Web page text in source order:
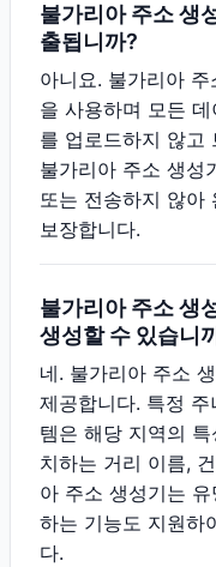
불가리아 주소 생
출됩니까?
아니요. 불가리아
을 사용하며 모든
를 업로드하지 않고
불가리아 주소 생성
또는 전송하지 않아
보장합니다.
불가리아 주소 생
생성할 수 있습니
네. 불가리아 주소
제공합니다. 특정
템은 해당 지역의
치하는 거리 이름,
아 주소 생성기는
하는 기능도 지원하
다.